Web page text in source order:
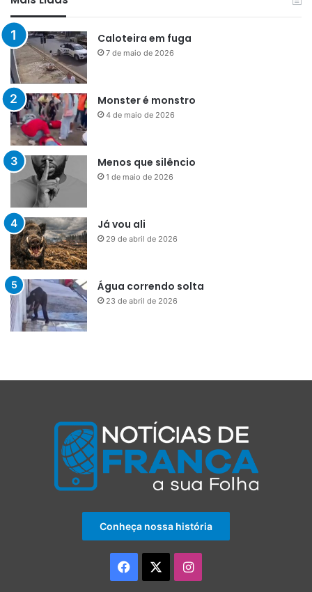
Caloteira em fuga
7 de maio de 2026
Monster é monstro
4 de maio de 2026
Menos que silêncio
1 de maio de 2026
Já vou ali
29 de abril de 2026
Água correndo solta
23 de abril de 2026
Conheça nossa história
Facebook Instagram